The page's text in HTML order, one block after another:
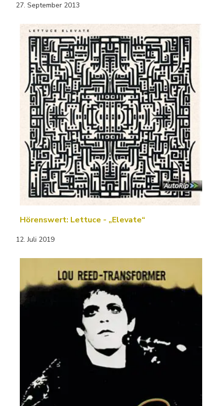
27. September 2013
Hörenswert: Lettuce - „Elevate“
12. Juli 2019